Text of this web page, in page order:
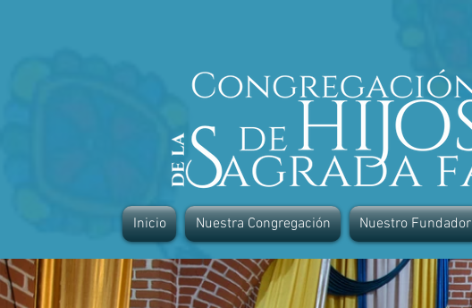
Inicio Nuestra Congregación Nuestro Fundador